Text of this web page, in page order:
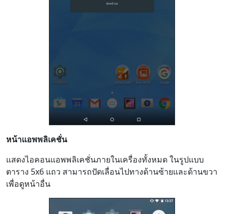
หน้าแอพพลิเคชั่น
แสดงไอคอนแอพพลิเคชั่นภายในเครื่องทั้งหมด ในรูปแบบ
เพื่อดูหน้าอื่น